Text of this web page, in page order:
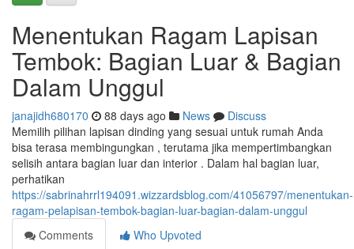
Menentukan Ragam Lapisan
Tembok: Bagian Luar & Bagian
Dalam Unggul
janajidh680170 88 days ago News
Discuss
Memilih pilihan lapisan dinding yang sesuai untuk rumah Anda
bisa terasa membingungkan , terutama jika mempertimbangkan
selisih antara bagian luar dan interior . Dalam hal bagian luar,
perhatikan
https://sabrinahrrl194091.wizzardsblog.com/41056797/menentukan-
ragam-pelapisan-tembok-bagian-luar-bagian-dalam-unggul
Comments
Who Upvoted